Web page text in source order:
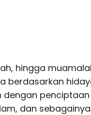
hingga
berdasarkan
dan